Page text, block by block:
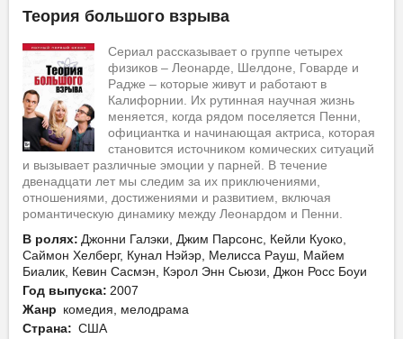
Теория большого взрыва
Сериал рассказывает о группе четырех
физиков – Леонарде, Шелдоне, Говарде и
Радже – которые живут и работают в
Калифорнии. Их рутинная научная жизнь
меняется, когда рядом поселяется Пенни,
официантка и начинающая актриса, которая
становится источником комических ситуаций
и вызывает различные эмоции у парней. В течение
двенадцати лет мы следим за их приключениями,
отношениями, достижениями и развитием, включая
романтическую динамику между Леонардом и Пенни.
В ролях: Джонни Галэки, Джим Парсонс, Кейли Куоко,
Саймон Хелберг, Кунал Нэйэр, Мелисса Рауш, Майем
Биалик, Кевин Сасмэн, Кэрол Энн Сьюзи, Джон Росс Боуи
Год выпуска: 2007
Жанр комедия, мелодрама
Страна: США